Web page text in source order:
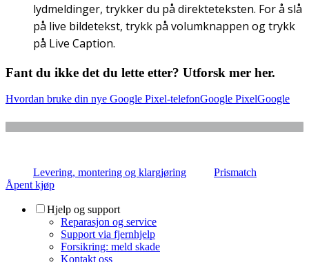
lydmeldinger, trykker du på direkteteksten. For å slå
på live bildetekst, trykk på volumknappen og trykk
på Live Caption.
Fant du ikke det du lette etter? Utforsk mer her.
Hvordan bruke din nye Google Pixel-telefonGoogle PixelGoogle
Levering, montering og klargjøring
Prismatch
Åpent kjøp
Hjelp og support
Reparasjon og service
Support via fjernhjelp
Forsikring: meld skade
Kontakt oss